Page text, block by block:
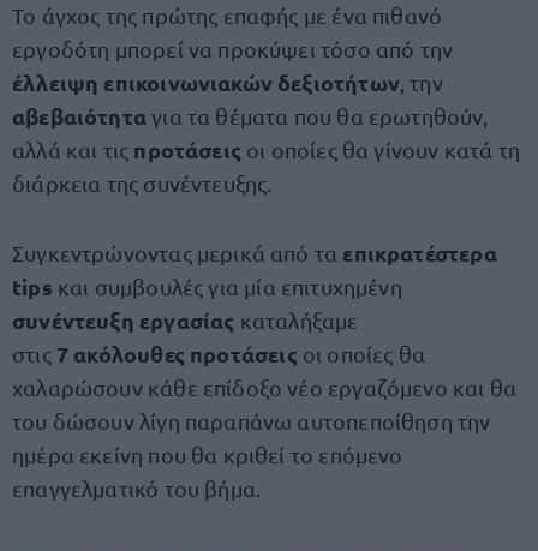
Το άγχος της πρώτης επαφής με ένα πιθανό
εργοδότη μπορεί να προκύψει τόσο από την
έλλειψη επικοινωνιακών δεξιοτήτων, την
αβεβαιότηταγια τα θέματα που θα ερωτηθούν,
αλλά και τις προτάσεις οι οποίες θα γίνουν κατά τη
διάρκεια της συνέντευξης.
Συγκεντρώνοντας μερικά από τα επικρατέστερα
tips και συμβουλές για μία επιτυχημένη
συνέντευξη εργασίας καταλήξαμε
στις7 ακόλουθες προτάσεις οι οποίες θα
χαλαρώσουν κάθε επίδοξο νέο εργαζόμενο και θα
του δώσουν λίγη παραπάνω αυτοπεποίθηση την
ημέρα εκείνη που θα κριθεί το επόμενο
επαγγελματικό του βήμα.